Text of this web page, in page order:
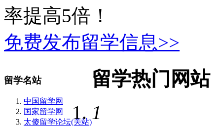
率提高5倍！
免费发布留学信息>>
留学名站
中国留学网
国家留学网
太傻留学论坛(关站)
留学热门网站
1